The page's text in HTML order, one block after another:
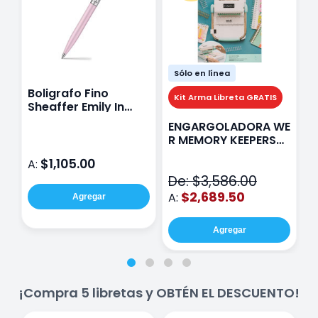
Boligrafo Fino
Sheaffer Emily In
A: $1,105.00
Agregar
Sólo en línea
Kit Arma Libreta GRATIS
ENGARGOLADORA WE
R MEMORY KEEPERS
De: $3,586.00
A: $2,689.50
Agregar
¡Compra 5 libretas y OBTÉN EL DESCUENTO!